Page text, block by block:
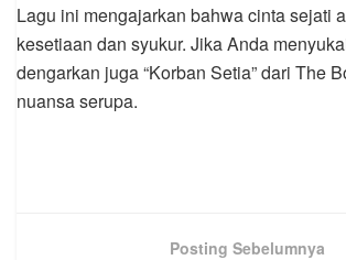
Lagu ini mengajarkan bahwa cinta sejati
kesetiaan dan syukur. Jika Anda
dengarkan juga “Korban Setia” dari The
nuansa serupa.
Posting Sebelumnya